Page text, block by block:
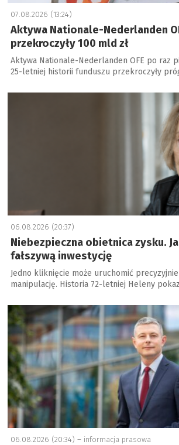
07.08.2026 (13:24)
Aktywa Nationale-Nederlanden
przekroczyły 100 mld zł
Aktywa Nationale-Nederlanden OFE po raz
25-letniej historii funduszu przekroczyły
a
06.08.2026 (20:37)
Niebezpieczna obietnica zysku.
fałszywą inwestycję
Jedno kliknięcie może uruchomić
manipulację. Historia 72-letniej Heleny
a
06.08.2026 (20:34) – informacja prasowa